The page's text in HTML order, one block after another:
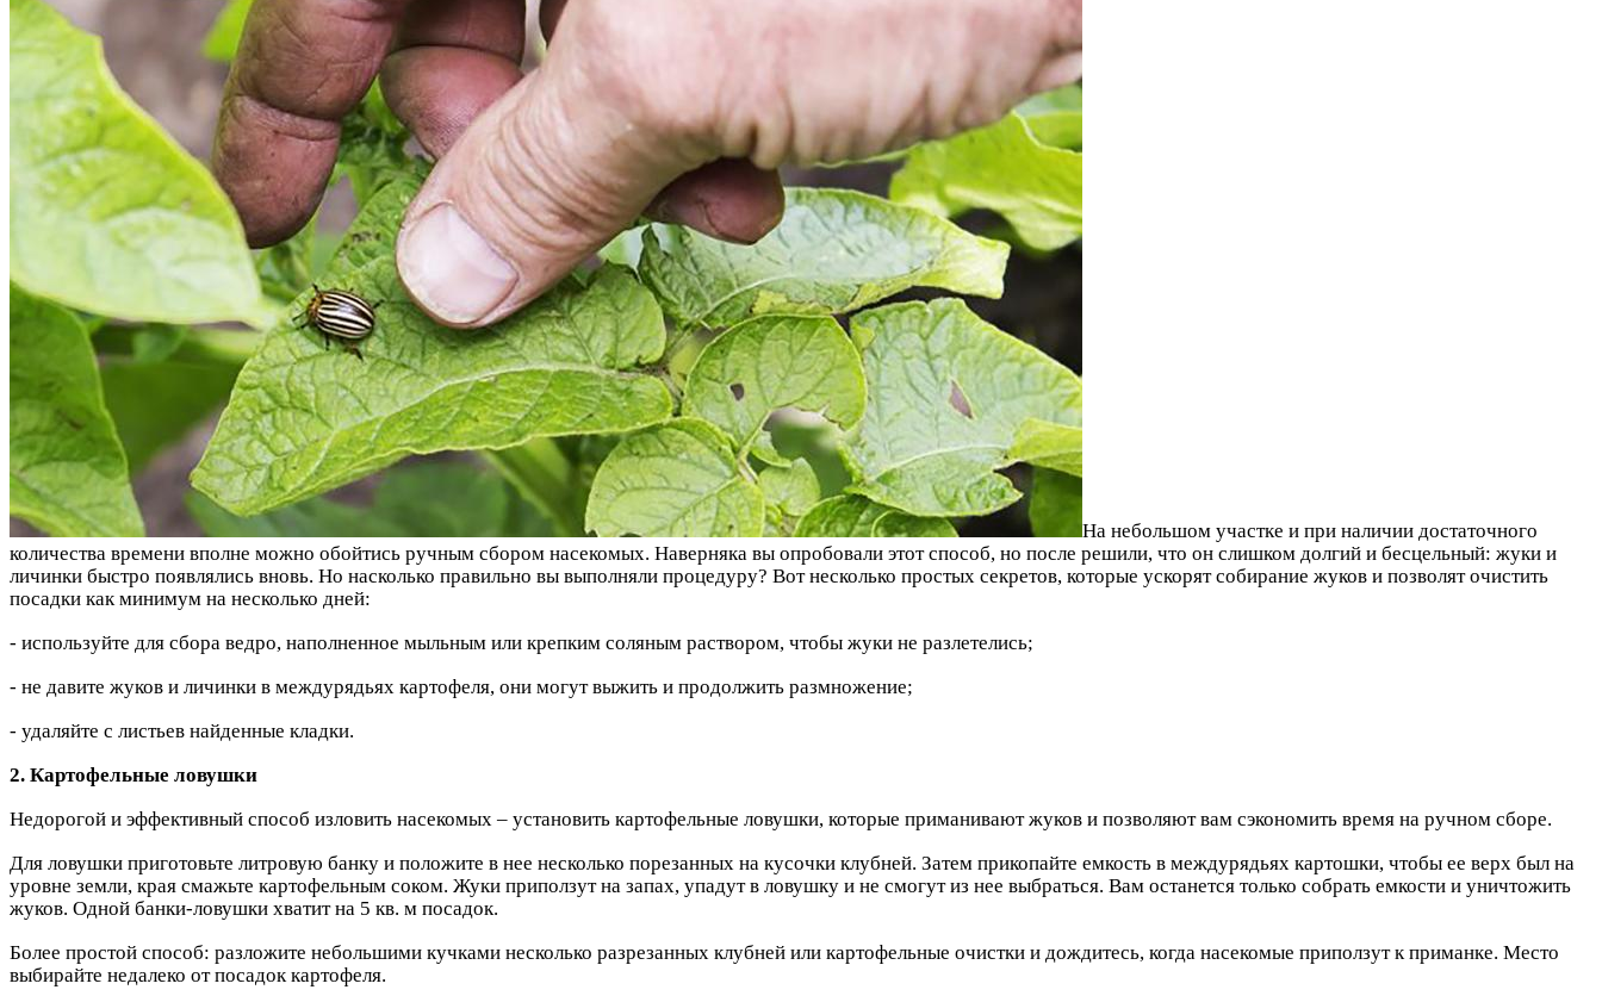
На небольшом участке и при наличии достаточного
количества времени вполне можно обойтись ручным сбором насекомых. Наверняка вы опробовали этот способ, но после решили, что он слишком долгий и бесцельный: жуки и
личинки быстро появлялись вновь. Но насколько правильно вы выполняли процедуру? Вот несколько простых секретов, которые ускорят собирание жуков и позволят очистить
посадки как минимум на несколько дней:
- используйте для сбора ведро, наполненное мыльным или крепким соляным раствором, чтобы жуки не разлетелись;
- не давите жуков и личинки в междурядьях картофеля, они могут выжить и продолжить размножение;
- удаляйте с листьев найденные кладки.
2. Картофельные ловушки
Недорогой и эффективный способ изловить насекомых – установить картофельные ловушки, которые приманивают жуков и позволяют вам сэкономить время на ручном сборе.
Для ловушки приготовьте литровую банку и положите в нее несколько порезанных на кусочки клубней. Затем прикопайте емкость в междурядьях картошки, чтобы ее верх был на
уровне земли, края смажьте картофельным соком. Жуки приползут на запах, упадут в ловушку и не смогут из нее выбраться. Вам останется только собрать емкости и уничтожить
жуков. Одной банки-ловушки хватит на 5 кв. м посадок.
Более простой способ: разложите небольшими кучками несколько разрезанных клубней или картофельные очистки и дождитесь, когда насекомые приползут к приманке. Место
выбирайте недалеко от посадок картофеля.